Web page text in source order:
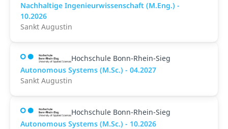
Nachhaltige Ingenieurwissenschaft (M.Eng.) -
10.2026
Sankt Augustin
Hochschule Bonn-Rhein-Sieg
Autonomous Systems (M.Sc.) - 04.2027
Sankt Augustin
Hochschule Bonn-Rhein-Sieg
Autonomous Systems (M.Sc.) - 10.2026